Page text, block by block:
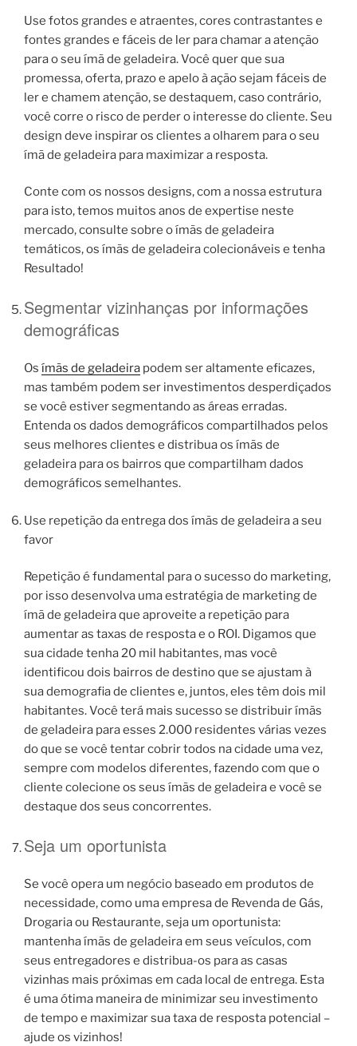
Use fotos grandes e atraentes, cores contrastantes e
fontes grandes e fáceis de ler para chamar a atenção
para o seu ímã de geladeira. Você quer que sua
promessa, oferta, prazo e apelo à ação sejam fáceis de
ler e chamem atenção, se destaquem, caso contrário,
você corre o risco de perder o interesse do cliente. Seu
design deve inspirar os clientes a olharem para o seu
ímã de geladeira para maximizar a resposta.
Conte com os nossos designs, com a nossa estrutura
para isto, temos muitos anos de expertise neste
mercado, consulte sobre o ímãs de geladeira
temáticos, os ímãs de geladeira colecionáveis e tenha
Resultado!
Segmentar vizinhanças por informações
demográficas
Os ímãs de geladeira podem ser altamente eficazes,
mas também podem ser investimentos desperdiçados
se você estiver segmentando as áreas erradas.
Entenda os dados demográficos compartilhados pelos
seus melhores clientes e distribua os ímãs de
geladeira para os bairros que compartilham dados
demográficos semelhantes.
Use repetição da entrega dos ímãs de geladeira a seu
favor
Repetição é fundamental para o sucesso do marketing,
por isso desenvolva uma estratégia de marketing de
ímã de geladeira que aproveite a repetição para
aumentar as taxas de resposta e o ROI. Digamos que
sua cidade tenha 20 mil habitantes, mas você
identificou dois bairros de destino que se ajustam à
sua demografia de clientes e, juntos, eles têm dois mil
habitantes. Você terá mais sucesso se distribuir ímãs
de geladeira para esses 2.000 residentes várias vezes
do que se você tentar cobrir todos na cidade uma vez,
sempre com modelos diferentes, fazendo com que o
cliente colecione os seus ímãs de geladeira e você se
destaque dos seus concorrentes.
Seja um oportunista
Se você opera um negócio baseado em produtos de
necessidade, como uma empresa de Revenda de Gás,
Drogaria ou Restaurante, seja um oportunista:
mantenha ímãs de geladeira em seus veículos, com
seus entregadores e distribua-os para as casas
vizinhas mais próximas em cada local de entrega. Esta
é uma ótima maneira de minimizar seu investimento
de tempo e maximizar sua taxa de resposta potencial –
ajude os vizinhos!